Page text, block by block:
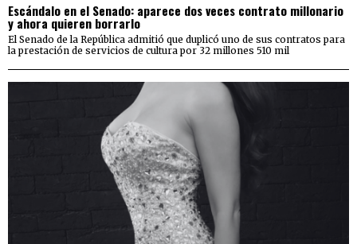
Escándalo en el Senado: aparece dos veces contrato millonario
y ahora quieren borrarlo
El Senado de la República admitió que duplicó uno de sus contratos para
la prestación de servicios de cultura por 32 millones 510 mil